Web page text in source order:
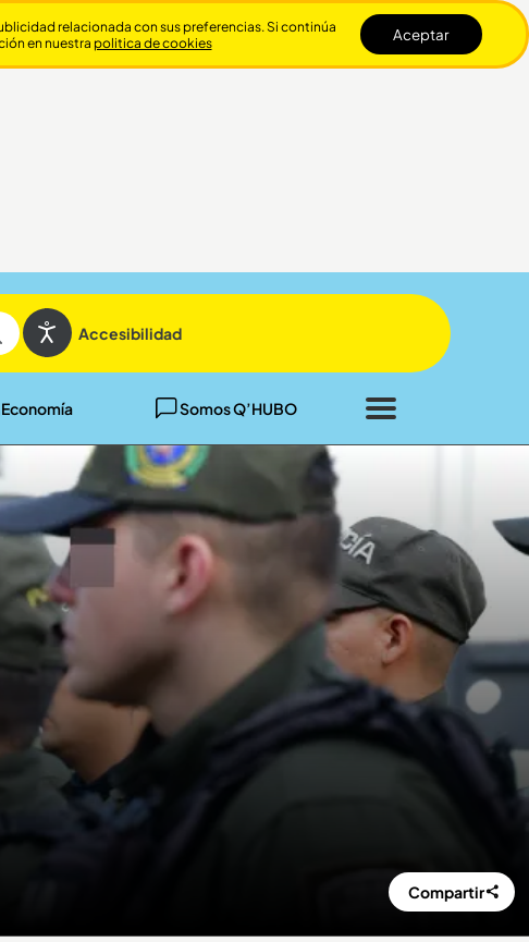
Accesibilidad
Economía Somos Q’HUBO
Cerrar
Compartir
relacionada con sus preferencias. Si continúa
en nuestra politica de cookies Aceptar